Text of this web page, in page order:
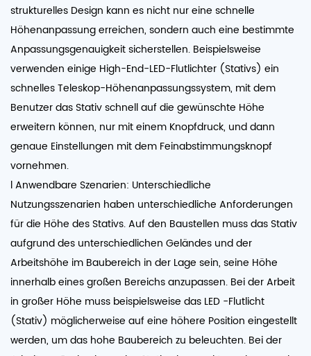
strukturelles Design kann es nicht nur eine schnelle
Höhenanpassung erreichen, sondern auch eine bestimmte
Anpassungsgenauigkeit sicherstellen. Beispielsweise
verwenden einige High-End-LED-Flutlichter (Stativs) ein
schnelles Teleskop-Höhenanpassungssystem, mit dem
Benutzer das Stativ schnell auf die gewünschte Höhe
erweitern können, nur mit einem Knopfdruck, und dann
genaue Einstellungen mit dem Feinabstimmungsknopf
vornehmen.
l Anwendbare Szenarien: Unterschiedliche
Nutzungsszenarien haben unterschiedliche Anforderungen
für die Höhe des Stativs. Auf den Baustellen muss das Stativ
aufgrund des unterschiedlichen Geländes und der
Arbeitshöhe im Baubereich in der Lage sein, seine Höhe
innerhalb eines großen Bereichs anzupassen. Bei der Arbeit
in großer Höhe muss beispielsweise das LED -Flutlicht
(Stativ) möglicherweise auf eine höhere Position eingestellt
werden, um das hohe Baubereich zu beleuchten. Bei der